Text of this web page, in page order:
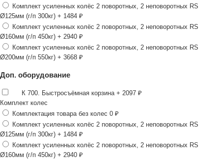
Комплект усиленных колёс 2 поворотных, 2 неповоротных RS
Ø125мм (г/п 300кг) + 1484 ₽
Комплект усиленных колёс 2 поворотных, 2 неповоротных RS
Ø160мм (г/п 450кг) + 2940 ₽
Комплект усиленных колёс 2 поворотных, 2 неповоротных RS
Ø200мм (г/п 550кг) + 3668 ₽
Доп. оборудование
К 700. Быстросъёмная корзина + 2097 ₽
Комплект колес
Комплектация товара без колес 0 ₽
Комплект усиленных колёс 2 поворотных, 2 неповоротных RS
Ø125мм (г/п 300кг) + 1484 ₽
Комплект усиленных колёс 2 поворотных, 2 неповоротных RS
Ø160мм (г/п 450кг) + 2940 ₽